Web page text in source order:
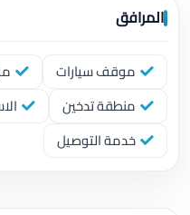
المرافق
موقف سيارات
منطقة تدخين
خدمة التوصيل